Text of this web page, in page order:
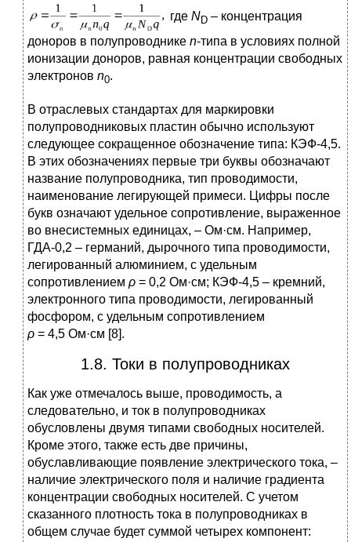
где ND – концентрация
доноров в полупроводнике n-типа в условиях полной
ионизации доноров, равная концентрации свободных
электронов n0.
В отраслевых стандартах для маркировки
полупроводниковых пластин обычно используют
следующее сокращенное обозначение типа: КЭФ-4,5.
В этих обозначениях первые три буквы обозначают
название полупроводника, тип проводимости,
наименование легирующей примеси. Цифры после
букв означают удельное сопротивление, выраженное
во внесистемных единицах, – Ом·см. Например,
ГДА-0,2 – германий, дырочного типа проводимости,
легированный алюминием, с удельным
сопротивлением ρ = 0,2 Ом·см; КЭФ-4,5 – кремний,
электронного типа проводимости, легированный
фосфором, с удельным сопротивлением
ρ = 4,5 Ом·см [8].
1.8. Токи в полупроводниках
Как уже отмечалось выше, проводимость, а
следовательно, и ток в полупроводниках
обусловлены двумя типами свободных носителей.
Кроме этого, также есть две причины,
обуславливающие появление электрического тока, –
наличие электрического поля и наличие градиента
концентрации свободных носителей. С учетом
сказанного плотность тока в полупроводниках в
общем случае будет суммой четырех компонент: